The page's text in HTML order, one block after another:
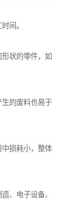
间。
状的零件，如
的废料也易于
损耗小，整体
、电子设备、